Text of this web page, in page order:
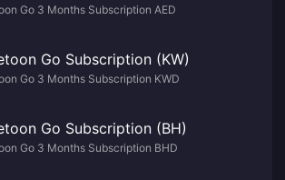
Go 3 Months Subscription AED
Go Subscription (KW)
Go 3 Months Subscription KWD
Go Subscription (BH)
Go 3 Months Subscription BHD